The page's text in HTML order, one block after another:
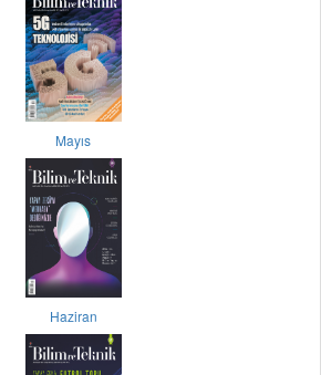
Mayıs
Haziran